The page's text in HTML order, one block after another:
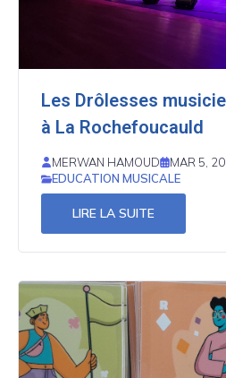
Les Drôlesses
à La Rochefoucauld
MERWAN HAMOUD
MAR 5,
EDUCATION MUSICALE
LIRE LA SUITE